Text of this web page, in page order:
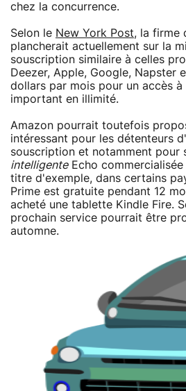
chez la concurrence.
Selon le New York Post, la firme
plancherait actuellement sur la
souscription similaire à celles
Deezer, Apple, Google, Napster
dollars par mois pour un accès
important en illimité.
Amazon pourrait toutefois
intéressant pour les détenteurs
souscription et notamment pour
intelligenteEcho commercialisée
titre d'exemple, dans certains
Prime est gratuite pendant 12
acheté une tablette Kindle Fire.
prochain service pourrait être
automne.